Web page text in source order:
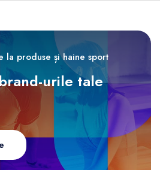
produse și haine sport
urile tale